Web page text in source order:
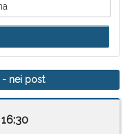
- nei post